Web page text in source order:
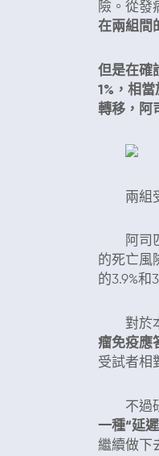
險。從發
在兩組間
但是在確
1%，相
轉移，阿
兩組受
阿司匹
的死亡風
的3.9%和
對於本
瘤免疫應
受試者相
不過研
一種“延
繼續做下